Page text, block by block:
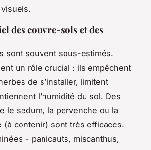
des couvre-sols et des
sont souvent sous-estimés.
un rôle crucial : ils empêchent
de s’installer, limitent
l’humidité du sol. Des
le sedum, la pervenche ou la
(à contenir) sont très efficaces.
- panicauts, miscanthus,